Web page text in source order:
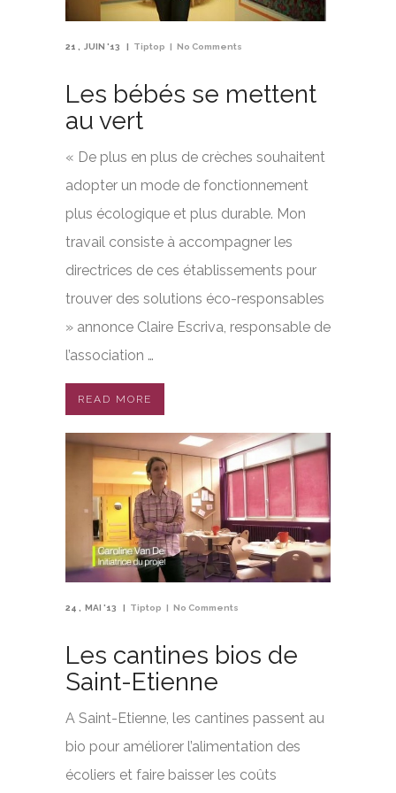
21 JUIN '13 Tiptop No Comments
Les bébés se mettent
au vert
« De plus en plus de crèches souhaitent
adopter un mode de fonctionnement
plus écologique et plus durable. Mon
travail consiste à accompagner les
directrices de ces établissements pour
trouver des solutions éco-responsables
» annonce Claire Escriva, responsable de
l’association …
READ MORE
24 MAI '13 Tiptop No Comments
Les cantines bios de
Saint-Etienne
A Saint-Etienne, les cantines passent au
bio pour améliorer l’alimentation des
écoliers et faire baisser les coûts